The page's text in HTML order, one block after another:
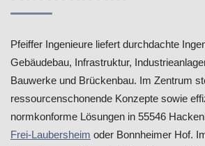
Pfeiffer Ingenieure liefert durchdachte
Gebäudebau, Infrastruktur,
Bauwerke und Brückenbau. Im Zentrum
ressourcenschonende Konzepte sowie
normkonforme Lösungen in 55546
Frei-Laubersheim oder Bonnheimer Hof.